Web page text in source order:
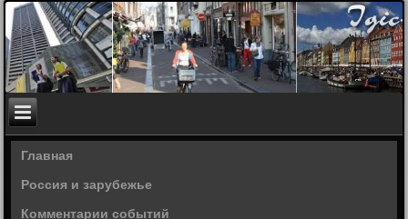
Главная
Россия и зарубежье
Комментарии событий